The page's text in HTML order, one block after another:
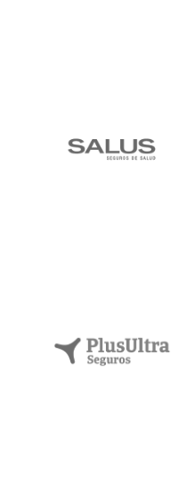
SALUS. Seguros
de salud
PlusUltra
Seguros